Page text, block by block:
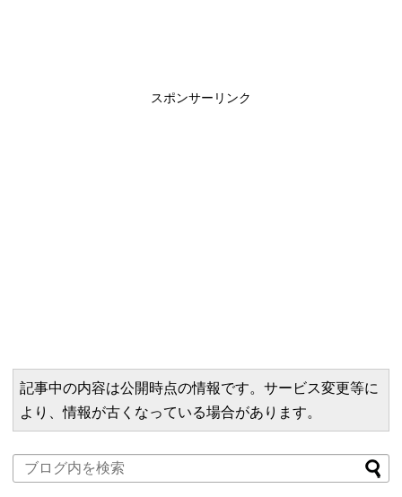
スポンサーリンク
記事中の内容は公開時点の情報です。サービス変更等に
より、情報が古くなっている場合があります。